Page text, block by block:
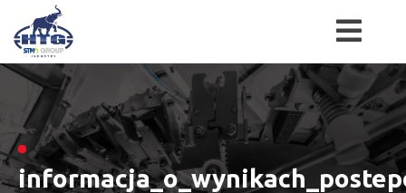
Skip
content